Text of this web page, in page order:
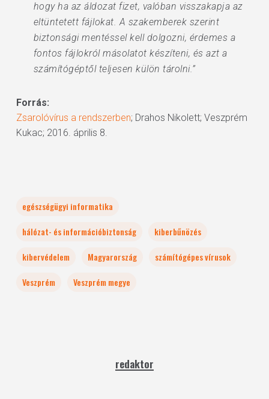
hogy ha az áldozat fizet, valóban visszakapja az
eltüntetett fájlokat. A szakemberek szerint
biztonsági mentéssel kell dolgozni, érdemes a
fontos fájlokról másolatot készíteni, és azt a
számítógéptől teljesen külön tárolni.”
Forrás:
Zsarolóvírus a rendszerben; Drahos Nikolett; Veszprém
Kukac; 2016. április 8.
egészségügyi informatika
hálózat- és információbiztonság
kiberbűnözés
kibervédelem
Magyarország
számítógépes vírusok
Veszprém
Veszprém megye
redaktor